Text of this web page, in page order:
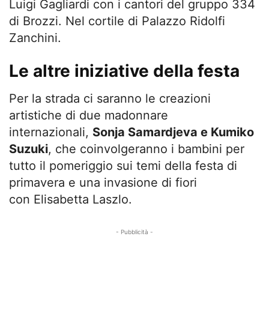
Luigi Gagliardi con i cantori del gruppo 334
di Brozzi. Nel cortile di Palazzo Ridolfi
Zanchini.
Le altre iniziative della festa
Per la strada ci saranno le creazioni
artistiche di due madonnare
internazionali, Sonja Samardjeva e Kumiko
Suzuki, che coinvolgeranno i bambini per
tutto il pomeriggio sui temi della festa di
primavera e una invasione di fiori
con Elisabetta Laszlo.
- Pubblicità -